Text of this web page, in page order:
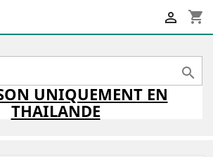
shopping_cart


UNIQUEMENTEN
THAILANDE